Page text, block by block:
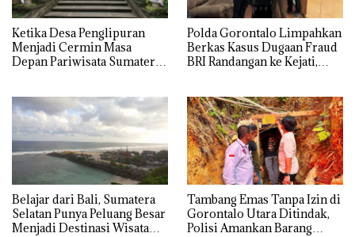
Ketika Desa Penglipuran
Menjadi Cermin Masa
Depan Pariwisata Sumatera
Polda Gorontalo Limpahkan
Berkas Kasus Dugaan Fraud
BRI Randangan ke Kejati,
Belajar dari Bali, Sumatera
Selatan Punya Peluang Besar
Menjadi Destinasi Wisata
Tambang Emas Tanpa Izin di
Gorontalo Utara Ditindak,
Polisi Amankan Barang